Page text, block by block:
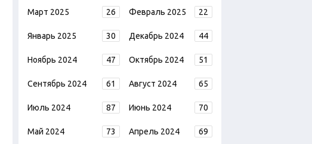
Март 2025 26 Февраль 2025 22
Январь 2025 30 Декабрь 2024 44
Ноябрь 2024 47 Октябрь 2024 51
Сентябрь 2024 61 Август 2024 65
Июль 2024 87 Июнь 2024 70
Май 2024 73 Апрель 2024 69